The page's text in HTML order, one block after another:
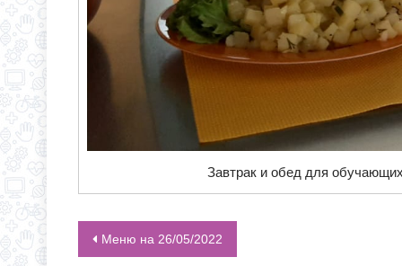
Завтрак и обед для
НАВИГАЦИЯ ПО ЗАПИСЯМ
Меню на 26/05/2022